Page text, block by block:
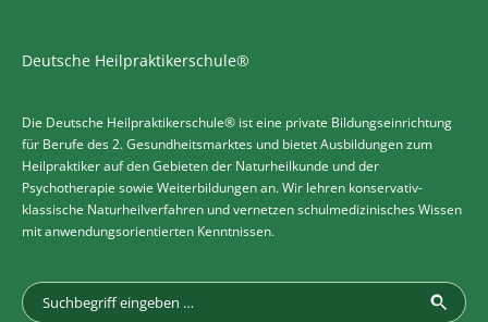
Deutsche Heilpraktikerschule®
Die Deutsche Heilpraktikerschule® ist eine private Bildungseinrichtung
für Berufe des 2. Gesundheitsmarktes und bietet Ausbildungen zum
Heilpraktiker auf den Gebieten der Naturheilkunde und der
Psychotherapie sowie Weiterbildungen an. Wir lehren konservativ-
klassische Naturheilverfahren und vernetzen schulmedizinisches Wissen
mit anwendungsorientierten Kenntnissen.